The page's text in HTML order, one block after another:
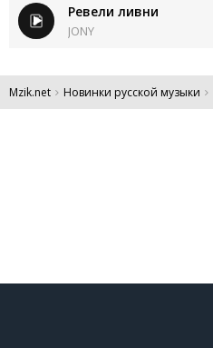
Ревели ливни
JONY
Mzik.net Новинки русской музыки